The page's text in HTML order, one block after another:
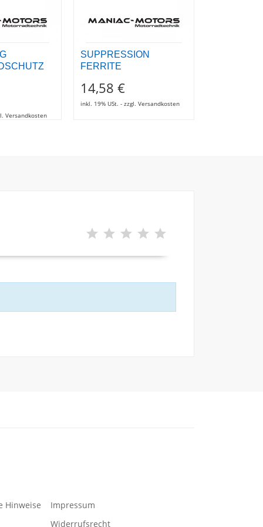
Versandkosten
SUPPRESSION
FERRITE
14,58 €
inkl. 19% USt. - zzgl. Versandkosten
Hinweise
Impressum
Widerrufsrecht